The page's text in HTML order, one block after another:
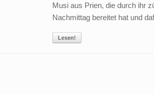
Musi aus Prien, die durch ihr
Nachmittag bereitet hat und
Lesen!